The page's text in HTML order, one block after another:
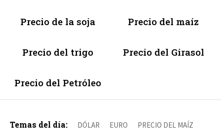
Precio de la soja Precio del maíz
Precio del trigo Precio del Girasol
Precio del Petróleo
Temas del día: DÓLAR EURO PRECIO DEL MAÍZ